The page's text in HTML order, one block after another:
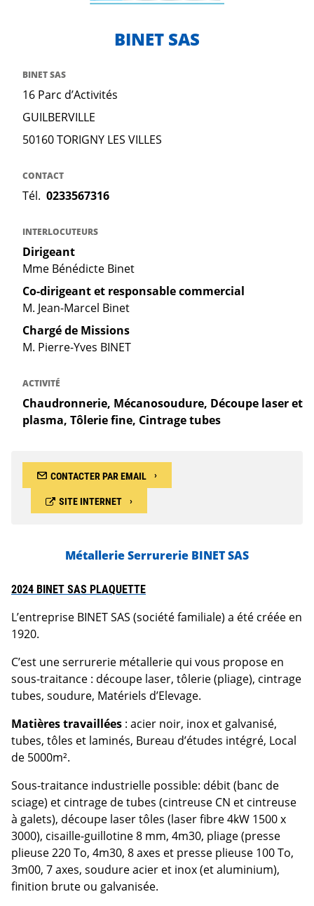
BINET SAS
BINET SAS
16 Parc d’Activités
GUILBERVILLE
50160 TORIGNY LES VILLES
CONTACT
Tél. 0233567316
INTERLOCUTEURS
Dirigeant
Mme Bénédicte Binet
Co-dirigeant et responsable commercial
M. Jean-Marcel Binet
Chargé de Missions
M. Pierre-Yves BINET
ACTIVITÉ
Chaudronnerie, Mécanosoudure, Découpe laser et
plasma, Tôlerie fine, Cintrage tubes
CONTACTER PAR EMAIL
SITE INTERNET
Métallerie Serrurerie BINET SAS
2024 BINET SAS PLAQUETTE
L’entreprise BINET SAS (société familiale) a été créée en
1920.
C’est une serrurerie métallerie qui vous propose en
sous-traitance : découpe laser, tôlerie (pliage), cintrage
tubes, soudure, Matériels d’Elevage.
Matières travaillées : acier noir, inox et galvanisé,
tubes, tôles et laminés, Bureau d’études intégré, Local
de 5000m².
Sous-traitance industrielle possible: débit (banc de
sciage) et cintrage de tubes (cintreuse CN et cintreuse
à galets), découpe laser tôles (laser fibre 4kW 1500 x
3000), cisaille-guillotine 8 mm, 4m30, pliage (presse
plieuse 220 To, 4m30, 8 axes et presse plieuse 100 To,
3m00, 7 axes, soudure acier et inox (et aluminium),
finition brute ou galvanisée.